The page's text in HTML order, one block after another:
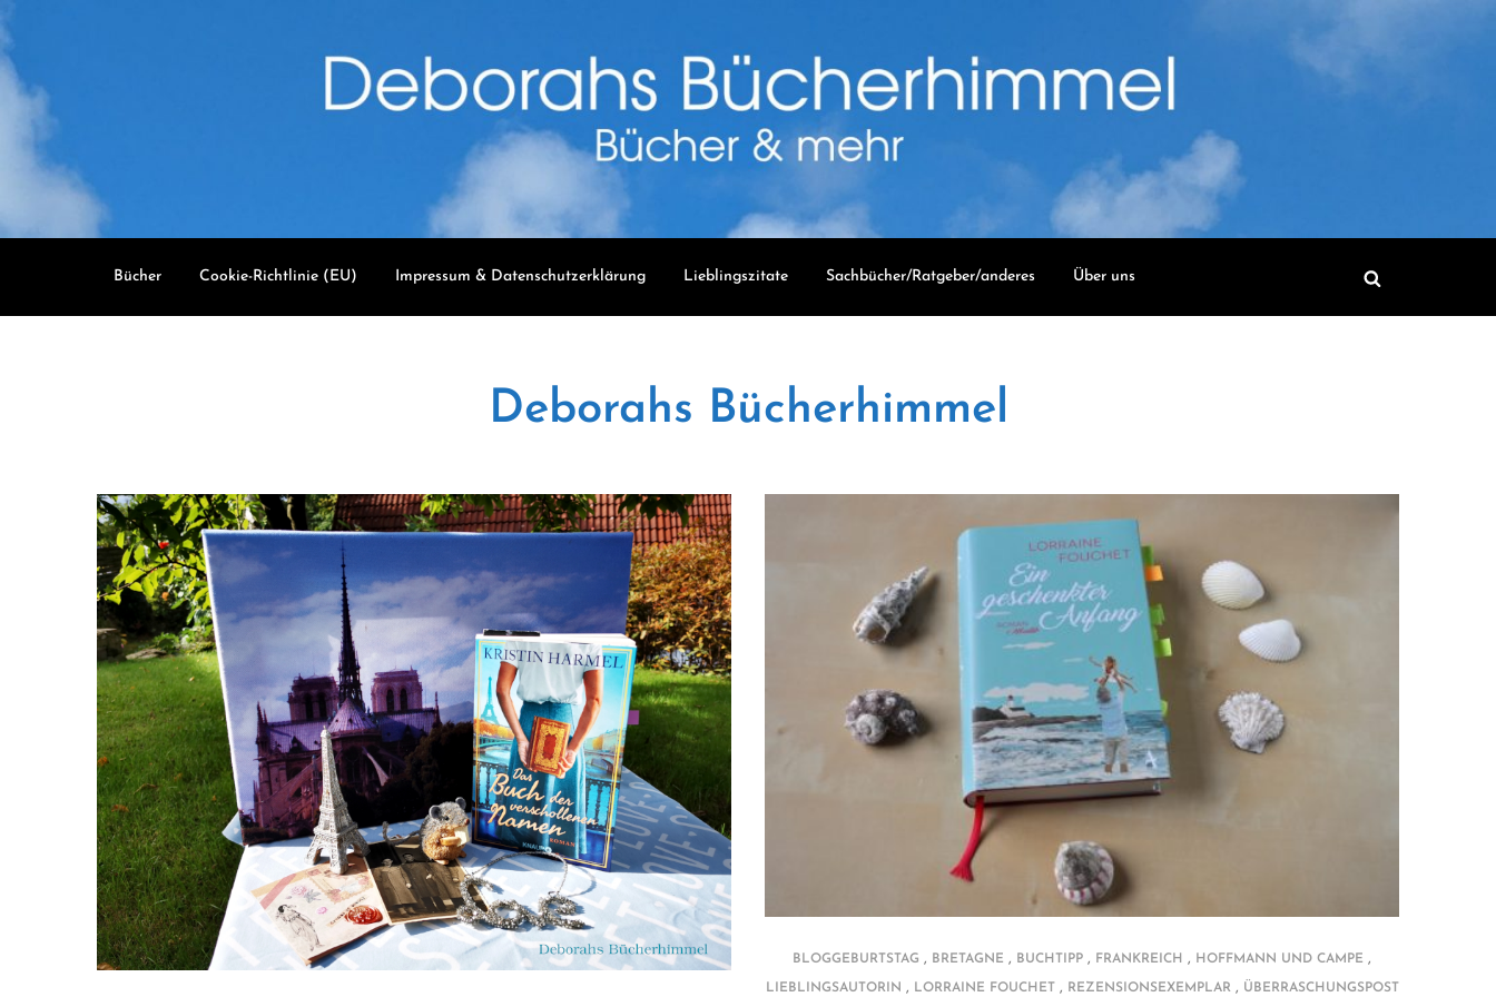
content
Bücher Cookie-Richtlinie (EU) Impressum & Datenschutzerklärung Lieblingszitate Sachbücher/Ratgeber/anderes Über uns
Deborahs Bücherhimmel
BLOGGEBURTSTAG , BRETAGNE , BUCHTIPP , FRANKREICH , HOFFMANN UND CAMPE ,
LIEBLINGSAUTORIN , LORRAINE FOUCHET, REZENSIONSEXEMPLAR, ÜBERRASCHUNGSPOST